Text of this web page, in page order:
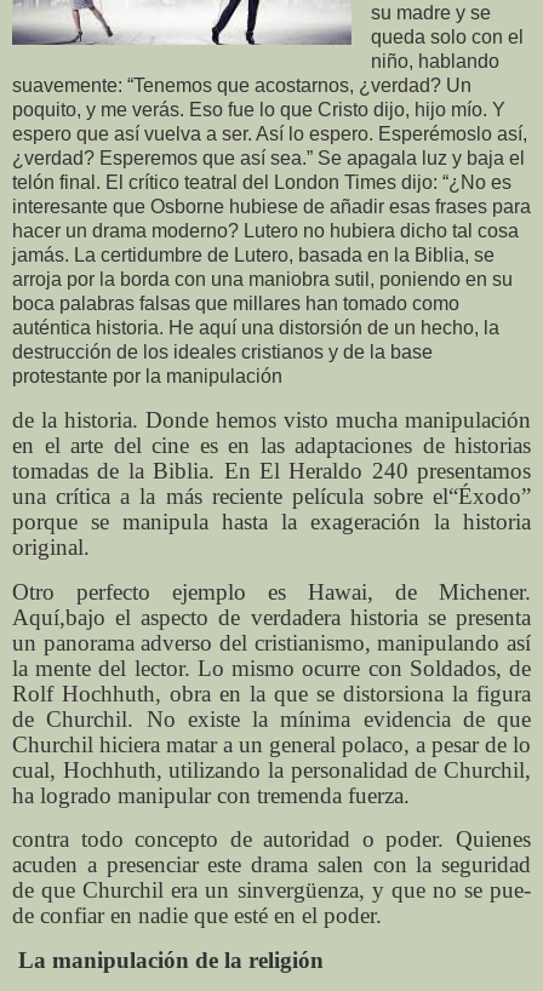
su madre y se
queda solo con el
niño, hablando
suavemente: “Tenemos que acostarnos, ¿verdad? Un
poquito, y me verás. Eso fue lo que Cristo dijo, hijo mío. Y
espero que así vuelva a ser. Así lo espero. Esperémoslo así,
¿verdad? Esperemos que así sea.” Se apagala luz y baja el
telón final. El crítico teatral del London Times dijo: “¿No es
interesante que Osborne hubiese de añadir esas frases para
hacer un drama moderno? Lutero no hubiera dicho tal cosa
jamás. La certidumbre de Lutero, basada en la Biblia, se
arroja por la borda con una maniobra sutil, poniendo en su
boca palabras falsas que millares han tomado como
auténtica historia. He aquí una distorsión de un hecho, la
destrucción de los ideales cristianos y de la base
protestante por la manipulación
de la historia. Donde hemos visto mucha manipulación
en el arte del cine es en las adaptaciones de historias
tomadas de la Biblia. En El Heraldo 240 presentamos
una crítica a la más reciente película sobre el“Éxodo”
porque se manipula hasta la exageración la historia
original.
Otro perfecto ejemplo es Hawai, de Michener.
Aquí,bajo el aspecto de verdadera historia se presenta
un panorama adverso del cristianismo, manipulando así
la mente del lector. Lo mismo ocurre con Soldados, de
Rolf Hochhuth, obra en la que se distorsiona la figura
de Churchil. No existe la mínima evidencia de que
Churchil hiciera matar a un general polaco, a pesar de lo
cual, Hochhuth, utilizando la personalidad de Churchil,
ha logrado manipular con tremenda fuerza.
contra todo concepto de autoridad o poder. Quienes
acuden a presenciar este drama salen con la seguridad
de que Churchil era un sinvergüenza, y que no se pue-
de confiar en nadie que esté en el poder.
La manipulación de la religión